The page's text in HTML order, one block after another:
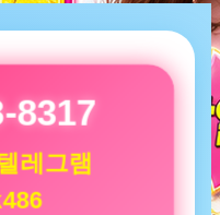
8317
레그램